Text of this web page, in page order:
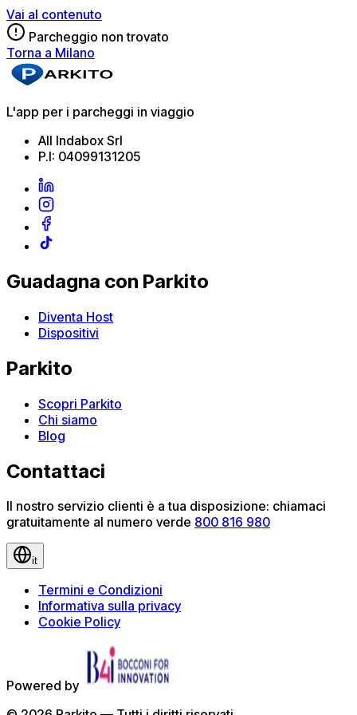
Vai al contenuto
Parcheggio non trovato
Torna a Milano
L'app per i parcheggi in viaggio
All Indabox Srl
P.I: 04099131205
Guadagna con Parkito
Diventa Host
Dispositivi
Parkito
Scopri Parkito
Chi siamo
Blog
Contattaci
Il nostro servizio clienti è a tua disposizione: chiamaci
gratuitamente al numero verde 800 816 980
it
Termini e Condizioni
Informativa sulla privacy
Cookie Policy
Powered by